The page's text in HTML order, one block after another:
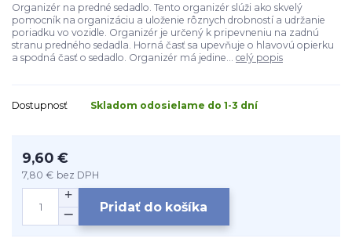
Organizér na predné sedadlo. Tento organizér slúži ako skvelý
pomocník na organizáciu a uloženie rôznych drobností a udržanie
poriadku vo vozidle. Organizér je určený k pripevneniu na zadnú
stranu predného sedadla. Horná časť sa upevňuje o hlavovú opierku
a spodná časť o sedadlo. Organizér má jedine... celý popis
Dostupnosť Skladom odosielame do 1-3 dní
9,60 €
7,80 € bez DPH
Pridať do košíka